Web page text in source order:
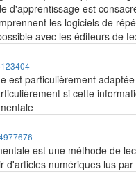
d'apprentissage est
les logiciels de
avec les éditeurs de
est particulièrement
si cette
est une méthode de
d'articles numériques lus